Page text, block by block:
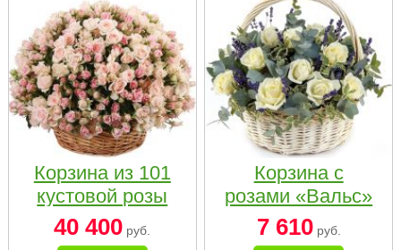
Корзина из 101
кустовой розы
нежных тонов
40 400 руб.
Корзина с
розами «Вальс»
7 610руб.